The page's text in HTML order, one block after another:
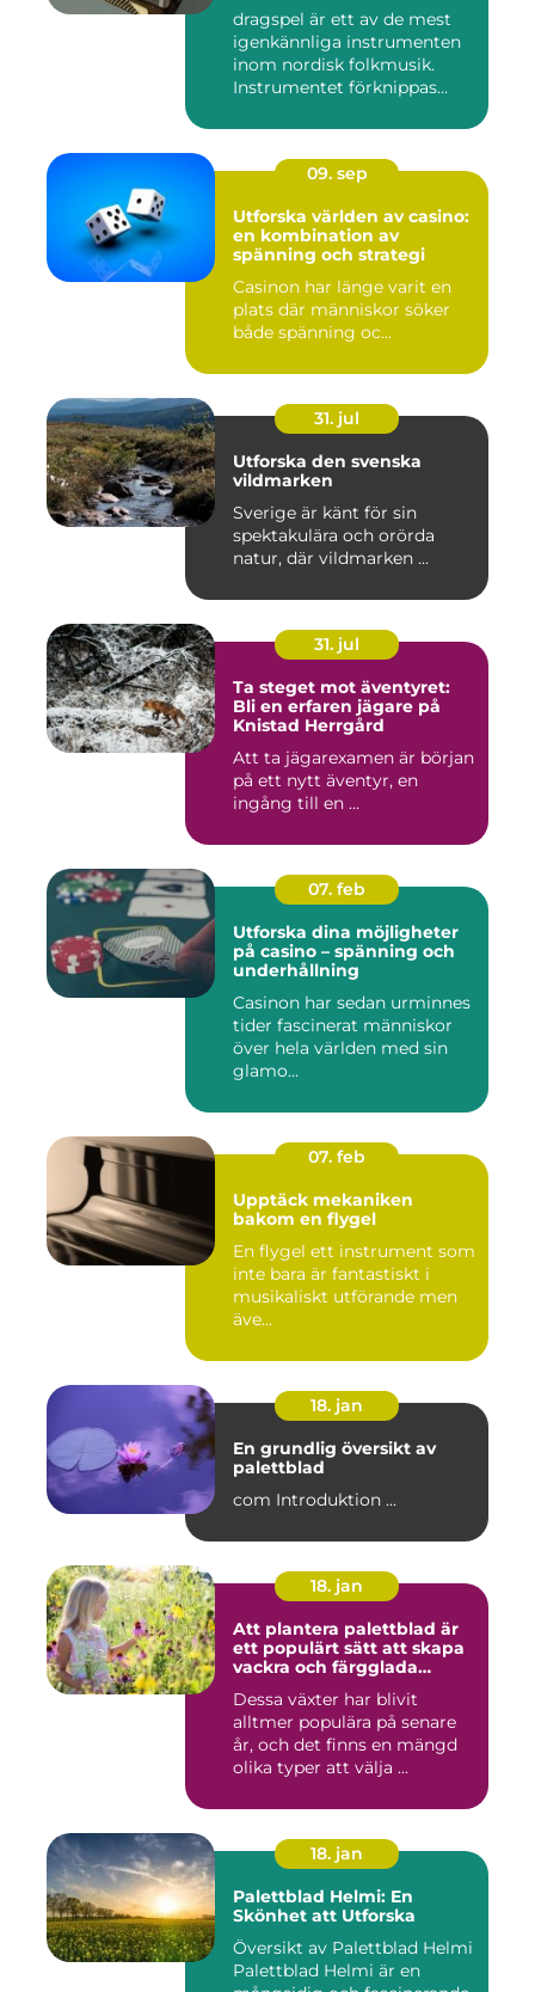
dragspel är ett av de mest
igenkännliga instrumenten
inom nordisk folkmusik.
Instrumentet förknippas...
09. sep
Utforska världen av casino:
en kombination av
spänning och strategi
Casinon har länge varit en
plats där människor söker
både spänning oc...
31. jul
Utforska den svenska
vildmarken
Sverige är känt för sin
spektakulära och orörda
natur, där vildmarken ...
31. jul
Ta steget mot äventyret:
Bli en erfaren jägare på
Knistad Herrgård
Att ta jägarexamen är början
på ett nytt äventyr, en
ingång till en ...
07. feb
Utforska dina möjligheter
på casino – spänning och
underhållning
Casinon har sedan urminnes
tider fascinerat människor
över hela världen med sin
glamo...
07. feb
Upptäck mekaniken
bakom en flygel
En flygel ett instrument som
inte bara är fantastiskt i
musikaliskt utförande men
äve...
18. jan
En grundlig översikt av
palettblad
com Introduktion ...
18. jan
Att plantera palettblad är
ett populärt sätt att skapa
vackra och färgglada
inomhusmiljöer
Dessa växter har blivit
alltmer populära på senare
år, och det finns en mängd
olika typer att välja ...
18. jan
Palettblad Helmi: En
Skönhet att Utforska
Översikt av Palettblad Helmi
Palettblad Helmi är en